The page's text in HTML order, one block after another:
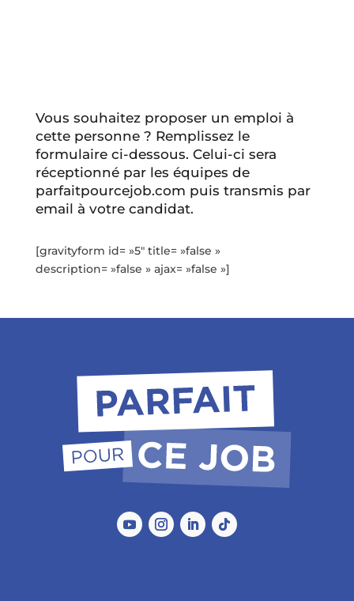
Vous souhaitez proposer un emploi à
cette personne ? Remplissez le
formulaire ci-dessous. Celui-ci sera
réceptionné par les équipes de
parfaitpourcejob.com puis transmis par
email à votre candidat.
[gravityform id= »5″ title= »false »
description= »false » ajax= »false »]